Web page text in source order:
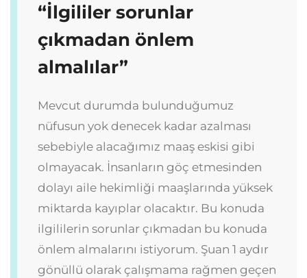
“İlgililer sorunlar
çıkmadan önlem
almalılar”
Mevcut durumda bulunduğumuz
nüfusun yok denecek kadar azalması
sebebiyle alacağımız maaş eskisi gibi
olmayacak. İnsanların göç etmesinden
dolayı aile hekimliği maaşlarında yüksek
miktarda kayıplar olacaktır. Bu konuda
ilgililerin sorunlar çıkmadan bu konuda
önlem almalarını istiyorum. Şuan 1 aydır
gönüllü olarak çalışmama rağmen geçen